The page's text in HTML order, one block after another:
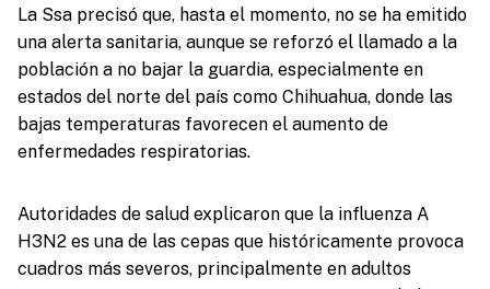
La Ssa precisó que, hasta el momento, no se ha emitido
una alerta sanitaria, aunque se reforzó el llamado a la
población a no bajar la guardia, especialmente en
estados del norte del país como Chihuahua, donde las
bajas temperaturas favorecen el aumento de
enfermedades respiratorias.
Autoridades de salud explicaron que la influenza A
H3N2 es una de las cepas que históricamente provoca
cuadros más severos, principalmente en adultos